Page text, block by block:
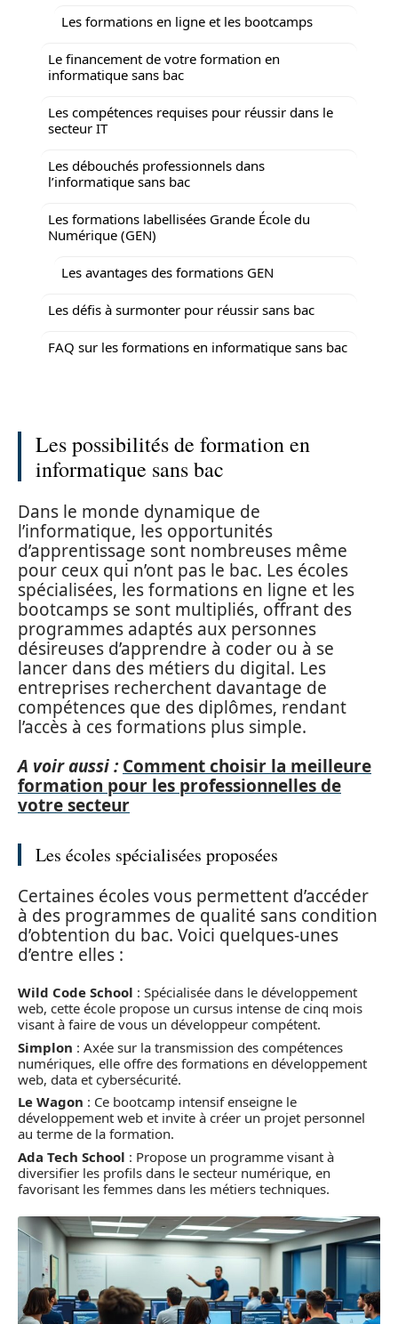
Les formations en ligne et les bootcamps
Le financement de votre formation en
informatique sans bac
Les compétences requises pour réussir dans le
secteur IT
Les débouchés professionnels dans
l’informatique sans bac
Les formations labellisées Grande École du
Numérique (GEN)
Les avantages des formations GEN
Les défis à surmonter pour réussir sans bac
FAQ sur les formations en informatique sans bac
Les possibilités de formation en
informatique sans bac
Dans le monde dynamique de
l’informatique, les opportunités
d’apprentissage sont nombreuses même
pour ceux qui n’ont pas le bac. Les écoles
spécialisées, les formations en ligne et les
bootcamps se sont multipliés, offrant des
programmes adaptés aux personnes
désireuses d’apprendre à coder ou à se
lancer dans des métiers du digital. Les
entreprises recherchent davantage de
compétences que des diplômes, rendant
l’accès à ces formations plus simple.
A voir aussi : Comment choisir la meilleure
formation pour les professionnelles de
votre secteur
Les écoles spécialisées proposées
Certaines écoles vous permettent d’accéder
à des programmes de qualité sans condition
d’obtention du bac. Voici quelques-unes
d’entre elles :
Wild Code School : Spécialisée dans le développement
web, cette école propose un cursus intense de cinq mois
visant à faire de vous un développeur compétent.
Simplon : Axée sur la transmission des compétences
numériques, elle offre des formations en développement
web, data et cybersécurité.
Le Wagon : Ce bootcamp intensif enseigne le
développement web et invite à créer un projet personnel
au terme de la formation.
Ada Tech School : Propose un programme visant à
diversifier les profils dans le secteur numérique, en
favorisant les femmes dans les métiers techniques.